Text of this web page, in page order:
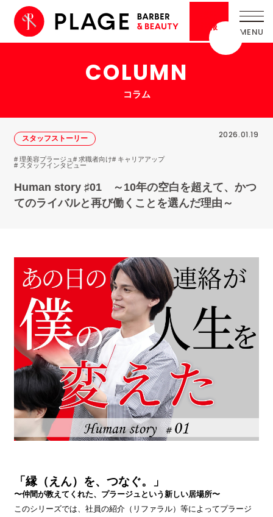
情報
COLUMN
コラム
スタッフストーリー
# 理美容プラージュ# 求職者向け# キャリアアップ
# スタッフインタビュー
Human story ♯01 ～10年の空白を超えて、かつ
てのライバルと再び働くことを選んだ理由～
2026.01.19
「縁（えん）を、つなぐ。」
〜仲間が教えてくれた、プラージュという新しい居場所〜
このシリーズでは、社員の紹介（リファラル）等によってプラージ